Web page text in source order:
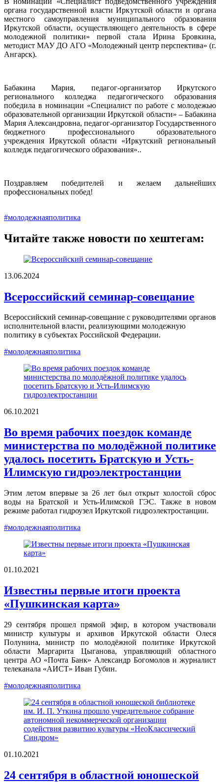
органа государственной власти Иркутской области и органа
местного самоуправления муниципального образования
Иркутской области, осуществляющего деятельность в сфере
молодежной политики» первой стала Ирина Бровкина,
методист МАУ ДО АГО «Молодежный центр перспектива» (г.
Ангарск).
Бабакина Мария, педагог-организатор Иркутского
регионального колледжа педагогического образования
победила в номинации «Специалист по работе с молодежью
образовательной организации Иркутской области» – Бабакина
Мария Александровна, педагог-организатор Государственного
бюджетного профессионального образовательного
учреждения Иркутской области «Иркутский региональный
колледж педагогического образования»..
Поздравляем победителей и желаем дальнейших
профессиональных побед!
#молодежнаяполитика
Читайте также новости по хештегам:
13.06.2024
Всероссийский семинар-совещание
Всероссийский семинар-совещание с руководителями органов
исполнительной власти, реализующими молодежную
политику в субъектах Российской Федерации.
#молодежнаяполитика
06.10.2021
Во время рабочих поездок команде
министерства по молодёжной политике
удалось посетить Братскую и Усть-
Илимскую гидроэлектростанции
Этим летом впервые за 26 лет был открыт холостой сброс
воды на Братской и Усть-Илимской ГЭС. Также в новом
режиме работал гидроузел Иркутской гидроэлектростанции.
#молодежнаяполитика
01.10.2021
Известны первые итоги проекта
«Пушкинская карта»
29 сентября прошел прямой эфир, в котором участвовали
министр культуры и архивов Иркутской области Олеся
Полунина, министр по молодёжной политике Иркутской
области Маргарита Цыганова, управляющий областного
центра АО «Почта Банк» Александр Богомолов и журналист
телеканала «АИСТ» Иван Губин.
#молодежнаяполитика
01.10.2021
24 сентября в областной юношеской